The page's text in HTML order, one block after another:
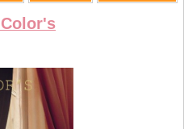
保存リス
します